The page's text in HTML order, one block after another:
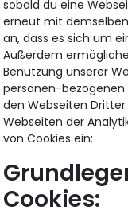
sobald du eine
erneut mit
an, dass es sich um
Außerdem
Benutzung unserer
personen-
den Webseiten
Webseiten der
von Cookies ein:
Cookies: